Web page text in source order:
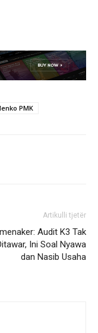
PMK
Artikulli tjetër
Audit K3 Tak
Ini Soal Nyawa
dan Nasib Usaha